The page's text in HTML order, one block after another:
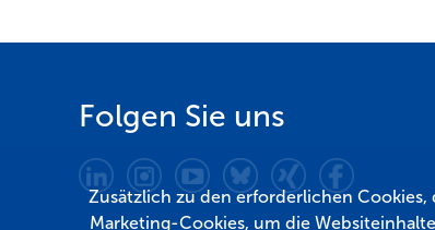
Folgen Sie uns
Zusätzlich zu den erforderlichen
Marketing-Cookies, um die